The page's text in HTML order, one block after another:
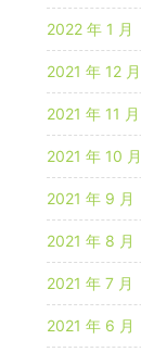
2022 年 1 月
2021 年 12 月
2021 年 11 月
2021 年 10 月
2021 年 9 月
2021 年 8 月
2021 年 7 月
2021 年 6 月